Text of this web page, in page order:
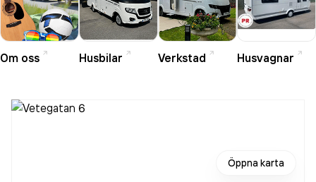
tillmötesgående såväl innan som efter köpet är ledord i vår
verksamhet. Det gör att tillgänglighet, eftermarknad och
trygghet efter köpet är en självklarhet för oss.
Om oss Husbilar Verkstad Husvagnar
Öppna karta